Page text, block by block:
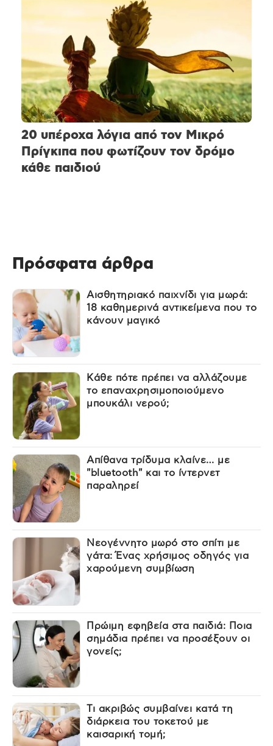
20 υπέροχα λόγια από τον Μικρό
Πρίγκιπα που φωτίζουν τον δρόμο
κάθε παιδιού
Πρόσφατα άρθρα
Αισθητηριακό παιχνίδι για μωρά:
18 καθημερινά αντικείμενα που το
κάνουν μαγικό
Κάθε πότε πρέπει να αλλάζουμε
το επαναχρησιμοποιούμενο
μπουκάλι νερού;
Απίθανα τρίδυμα κλαίνε… με
"bluetooth" και το ίντερνετ
παραληρεί
Νεογέννητο μωρό στο σπίτι με
γάτα: Ένας χρήσιμος οδηγός για
χαρούμενη συμβίωση
Πρώιμη εφηβεία στα παιδιά: Ποια
σημάδια πρέπει να προσέξουν οι
γονείς;
Τι ακριβώς συμβαίνει κατά τη
διάρκεια του τοκετού με
καισαρική τομή;